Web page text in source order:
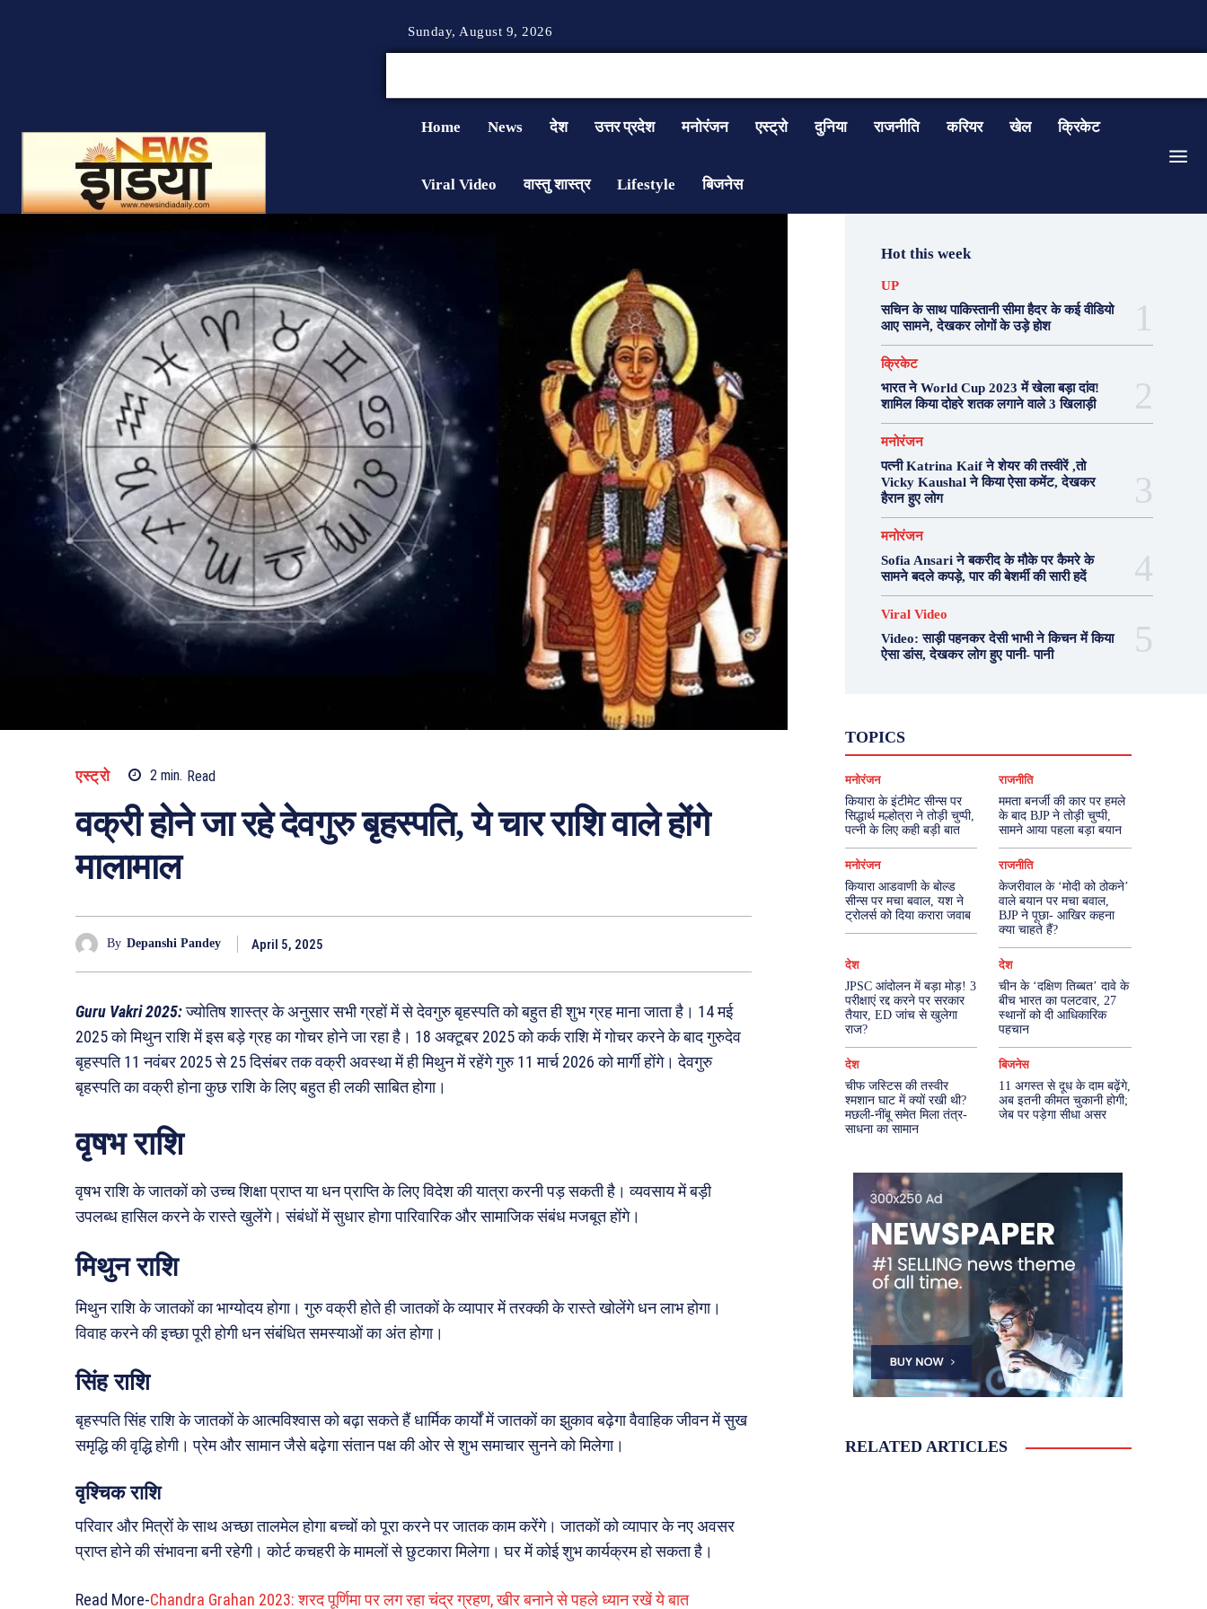
Sunday, August 9, 2026
Home News देश उत्तर प्रदेश मनोरंजन एस्ट्रो दुनिया राजनीति करियर खेल क्रिकेट
Viral Video वास्तु शास्त्र Lifestyle बिजनेस
एस्ट्रो 2 min. Read
वक्री होने जा रहे देवगुरु बृहस्पति, ये चार राशि वाले होंगे
मालामाल
By Depanshi Pandey April 5, 2025
Guru Vakri 2025:ज्योतिष शास्त्र के अनुसार सभी ग्रहों में से देवगुरु बृहस्पति को बहुत ही शुभ ग्रह माना जाता है। 14 मई
2025 को मिथुन राशि में इस बड़े ग्रह का गोचर होने जा रहा है। 18 अक्टूबर 2025 को कर्क राशि में गोचर करने के बाद गुरुदेव
बृहस्पति 11 नवंबर 2025 से 25 दिसंबर तक वक्री अवस्था में ही मिथुन में रहेंगे गुरु 11 मार्च 2026 को मार्गी होंगे। देवगुरु
बृहस्पति का वक्री होना कुछ राशि के लिए बहुत ही लकी साबित होगा।
वृषभ राशि
वृषभ राशि के जातकों को उच्च शिक्षा प्राप्त या धन प्राप्ति के लिए विदेश की यात्रा करनी पड़ सकती है। व्यवसाय में बड़ी
उपलब्ध हासिल करने के रास्ते खुलेंगे। संबंधों में सुधार होगा पारिवारिक और सामाजिक संबंध मजबूत होंगे।
मिथुन राशि
मिथुन राशि के जातकों का भाग्योदय होगा। गुरु वक्री होते ही जातकों के व्यापार में तरक्की के रास्ते खोलेंगे धन लाभ होगा।
विवाह करने की इच्छा पूरी होगी धन संबंधित समस्याओं का अंत होगा।
सिंह राशि
बृहस्पति सिंह राशि के जातकों के आत्मविश्वास को बढ़ा सकते हैं धार्मिक कार्यों में जातकों का झुकाव बढ़ेगा वैवाहिक जीवन में सुख
समृद्धि की वृद्धि होगी। प्रेम और सामान जैसे बढ़ेगा संतान पक्ष की ओर से शुभ समाचार सुनने को मिलेगा।
वृश्चिक राशि
परिवार और मित्रों के साथ अच्छा तालमेल होगा बच्चों को पूरा करने पर जातक काम करेंगे। जातकों को व्यापार के नए अवसर
प्राप्त होने की संभावना बनी रहेगी। कोर्ट कचहरी के मामलों से छुटकारा मिलेगा। घर में कोई शुभ कार्यक्रम हो सकता है।
Read More-Chandra Grahan 2023: शरद पूर्णिमा पर लग रहा चंद्र ग्रहण, खीर बनाने से पहले ध्यान रखें ये बात
Hot this week
UP
सचिन के साथ पाकिस्तानी सीमा हैदर के कई वीडियो
आए सामने, देखकर लोगों के उड़े होश
क्रिकेट
भारत ने World Cup 2023 में खेला बड़ा दांव!
शामिल किया दोहरे शतक लगाने वाले 3 खिलाड़ी
मनोरंजन
पत्नी Katrina Kaif ने शेयर की तस्वीरें ,तो
Vicky Kaushal ने किया ऐसा कमेंट, देखकर
हैरान हुए लोग
मनोरंजन
Sofia Ansari ने बकरीद के मौके पर कैमरे के
सामने बदले कपड़े, पार की बेशर्मी की सारी हदें
Viral Video
Video: साड़ी पहनकर देसी भाभी ने किचन में किया
ऐसा डांस, देखकर लोग हुए पानी- पानी
TOPICS
दुनिया
मनोरंजन
राजनीति वास्तु शास्त्र
More
मनोरंजन
कियारा के इंटीमेट सीन्स पर
सिद्धार्थ मल्होत्रा ने तोड़ी चुप्पी,
पत्नी के लिए कही बड़ी बात
राजनीति
ममता बनर्जी की कार पर हमले
के बाद BJP ने तोड़ी चुप्पी,
सामने आया पहला बड़ा बयान
मनोरंजन
कियारा आडवाणी के बोल्ड
सीन्स पर मचा बवाल, यश ने
ट्रोलर्स को दिया करारा जवाब
राजनीति
केजरीवाल के ‘मोदी को ठोकने’
वाले बयान पर मचा बवाल,
BJP ने पूछा- आखिर कहना
क्या चाहते हैं?
देश
JPSC आंदोलन में बड़ा मोड़! 3
परीक्षाएं रद्द करने पर सरकार
तैयार, ED जांच से खुलेगा
राज?
देश
चीन के ‘दक्षिण तिब्बत’ दावे के
बीच भारत का पलटवार, 27
स्थानों को दी आधिकारिक
पहचान
देश
चीफ जस्टिस की तस्वीर
श्मशान घाट में क्यों रखी थी?
मछली-नींबू समेत मिला तंत्र-
साधना का सामान
बिजनेस
11 अगस्त से दूध के दाम बढ़ेंगे,
अब इतनी कीमत चुकानी होगी;
जेब पर पड़ेगा सीधा असर
RELATED ARTICLES